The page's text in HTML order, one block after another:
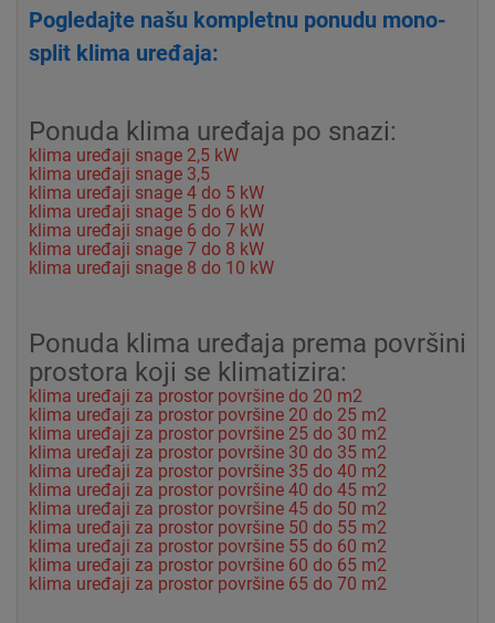
Pogledajte našu kompletnu ponudu mono-
split klima uređaja:
Ponuda klima uređaja po snazi:
klima uređaji snage 2,5 kW
klima uređaji snage 3,5
klima uređaji snage 4 do 5 kW
klima uređaji snage 5 do 6 kW
klima uređaji snage 6 do 7 kW
klima uređaji snage 7 do 8 kW
klima uređaji snage 8 do 10 kW
Ponuda klima uređaja prema površini
prostora koji se klimatizira:
klima uređaji za prostor površine do 20 m2
klima uređaji za prostor površine 20 do 25 m2
klima uređaji za prostor površine 25 do 30 m2
klima uređaji za prostor površine 30 do 35 m2
klima uređaji za prostor površine 35 do 40 m2
klima uređaji za prostor površine 40 do 45 m2
klima uređaji za prostor površine 45 do 50 m2
klima uređaji za prostor površine 50 do 55 m2
klima uređaji za prostor površine 55 do 60 m2
klima uređaji za prostor površine 60 do 65 m2
klima uređaji za prostor površine 65 do 70 m2